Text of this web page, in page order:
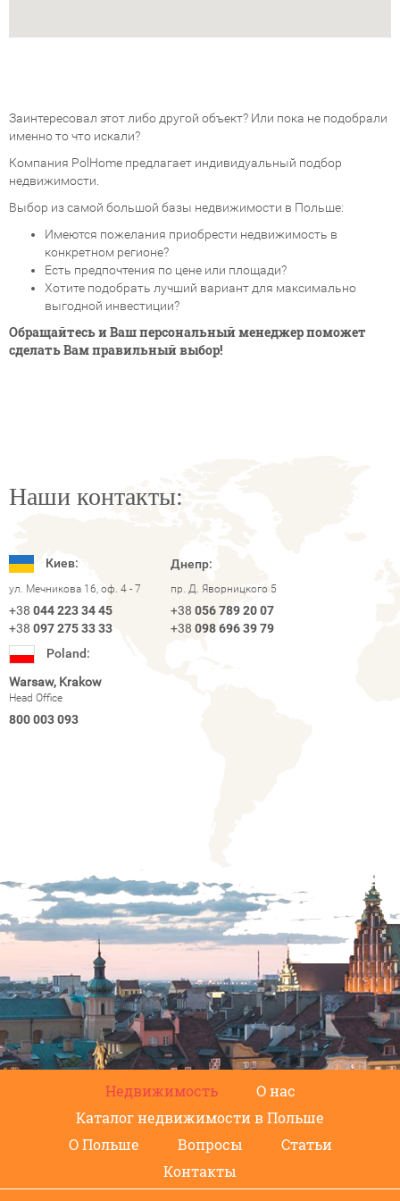
Заинтересовал этот либо другой объект? Или пока не подобрали
именно то что искали?
Компания PolHome предлагает индивидуальный подбор
недвижимости.
Выбор из самой большой базы недвижимости в Польше:
Имеются пожелания приобрести недвижимость в
конкретном регионе?
Есть предпочтения по цене или площади?
Хотите подобрать лучший вариант для максимально
выгодной инвестиции?
Обращайтесь и Ваш персональный менеджер поможет
сделать Вам правильный выбор!
Наши контакты:
Киев:
ул. Мечникова 16, оф. 4 - 7
+38 044 223 34 45
+38 097 275 33 33
Днепр:
пр. Д. Яворницкого 5
+38 056 789 20 07
+38 098 696 39 79
Poland:
Warsaw, Krakow
Head Office
800 003 093
Недвижимость
О нас
Каталог недвижимости в Польше
О Польше
Вопросы
Статьи
Контакты